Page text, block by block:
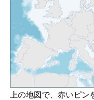
上の地図で、赤いピン